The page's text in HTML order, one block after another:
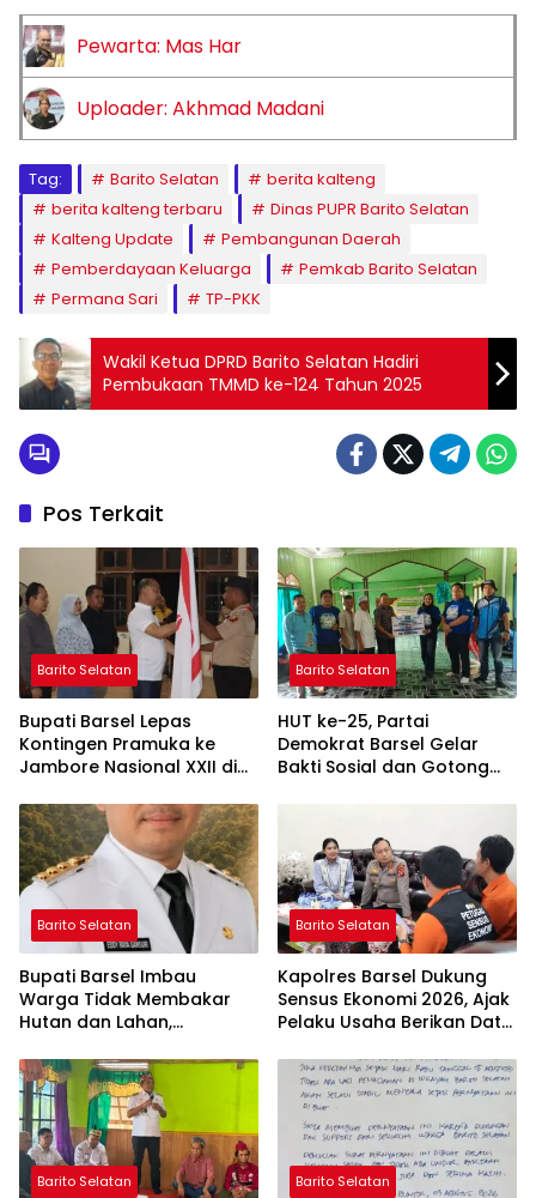
Pewarta: Mas Har
Uploader: Akhmad Madani
Tag: Barito Selatan
berita kalteng
berita kalteng terbaru
Dinas PUPR Barito Selatan
Kalteng Update
Pembangunan Daerah
Pemberdayaan Keluarga
Pemkab Barito Selatan
Permana Sari
TP-PKK
Wakil Ketua DPRD Barito Selatan Hadiri
Pembukaan TMMD ke-124 Tahun 2025
Pos Terkait
Barito Selatan
Bupati Barsel Lepas
Kontingen Pramuka ke
Jambore Nasional XXII di
Barito Selatan
HUT ke-25, Partai
Demokrat Barsel Gelar
Bakti Sosial dan Gotong
Ashfiya
Barito Selatan
Bupati Barsel Imbau
Warga Tidak Membakar
Hutan dan Lahan,
Bebas Kabut Asap
Barito Selatan
Kapolres Barsel Dukung
Sensus Ekonomi 2026, Ajak
Pelaku Usaha Berikan Data
Barito Selatan Barito Selatan